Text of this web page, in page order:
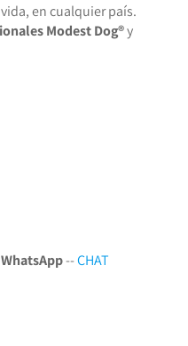
en cualquier país.
Modest Dog®️y
--CHAT